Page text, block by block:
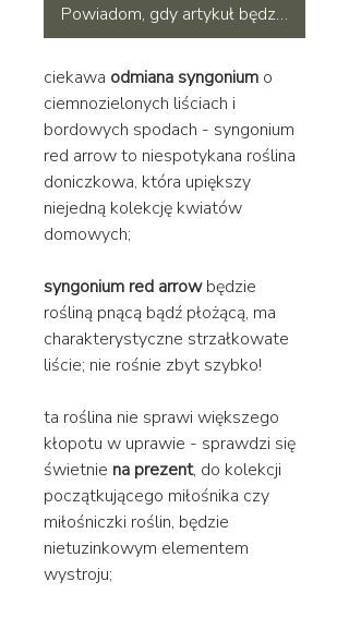
Powiadom, gdy artykuł będzie
ciekawa odmiana syngonium o
ciemnozielonych liściach i
bordowych spodach - syngonium
red arrow to niespotykana roślina
doniczkowa, która upiększy
niejedną kolekcję kwiatów
domowych;
syngonium red arrowbędzie
rośliną pnącą bądź płożącą, ma
charakterystyczne strzałkowate
liście; nie rośnie zbyt szybko!
ta roślina nie sprawi większego
kłopotu w uprawie - sprawdzi się
świetnie na prezent, do kolekcji
początkującego miłośnika czy
miłośniczki roślin, będzie
nietuzinkowym elementem
wystroju;